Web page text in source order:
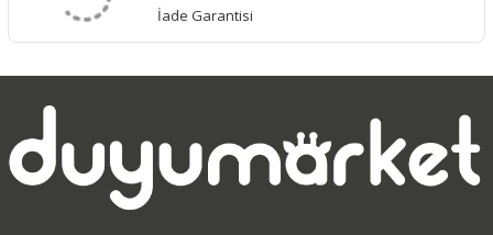
İade Garantisi